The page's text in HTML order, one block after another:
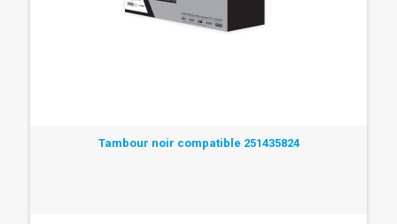
Tambour noir compatible 251435824